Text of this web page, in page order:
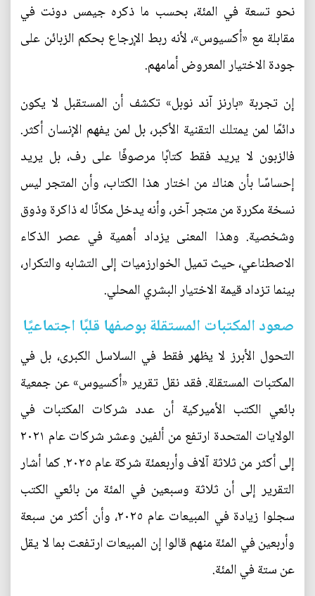
نحو تسعة في المئة، بحسب ما ذكره جيمس دونت في
مقابلة مع «أكسيوس»، لأنه ربط الإرجاع بحكم الزبائن على
جودة الاختيار المعروض أمامهم.
إن تجربة «بارنز آند نوبل» تكشف أن المستقبل لا يكون
دائمًا لمن يمتلك التقنية الأكبر، بل لمن يفهم الإنسان أكثر.
فالزبون لا يريد فقط كتابًا مرصوفًا على رف، بل يريد
إحساسًا بأن هناك من اختار هذا الكتاب، وأن المتجر ليس
نسخة مكررة من متجر آخر، وأنه يدخل مكانًا له ذاكرة وذوق
وشخصية. وهذا المعنى يزداد أهمية في عصر الذكاء
الاصطناعي، حيث تميل الخوارزميات إلى التشابه والتكرار،
بينما تزداد قيمة الاختيار البشري المحلي.
صعود المكتبات المستقلة بوصفها قلبًا اجتماعيًا
التحول الأبرز لا يظهر فقط في السلاسل الكبرى، بل في
المكتبات المستقلة. فقد نقل تقرير «أكسيوس» عن جمعية
بائعي الكتب الأميركية أن عدد شركات المكتبات في
الولايات المتحدة ارتفع من ألفين وعشر شركات عام ٢٠٢١
إلى أكثر من ثلاثة آلاف وأربعمئة شركة عام ٢٠٢٥. كما أشار
التقرير إلى أن ثلاثة وسبعين في المئة من بائعي الكتب
سجلوا زيادة في المبيعات عام ٢٠٢٥، وأن أكثر من سبعة
وأربعين في المئة منهم قالوا إن المبيعات ارتفعت بما لا يقل
عن ستة في المئة.